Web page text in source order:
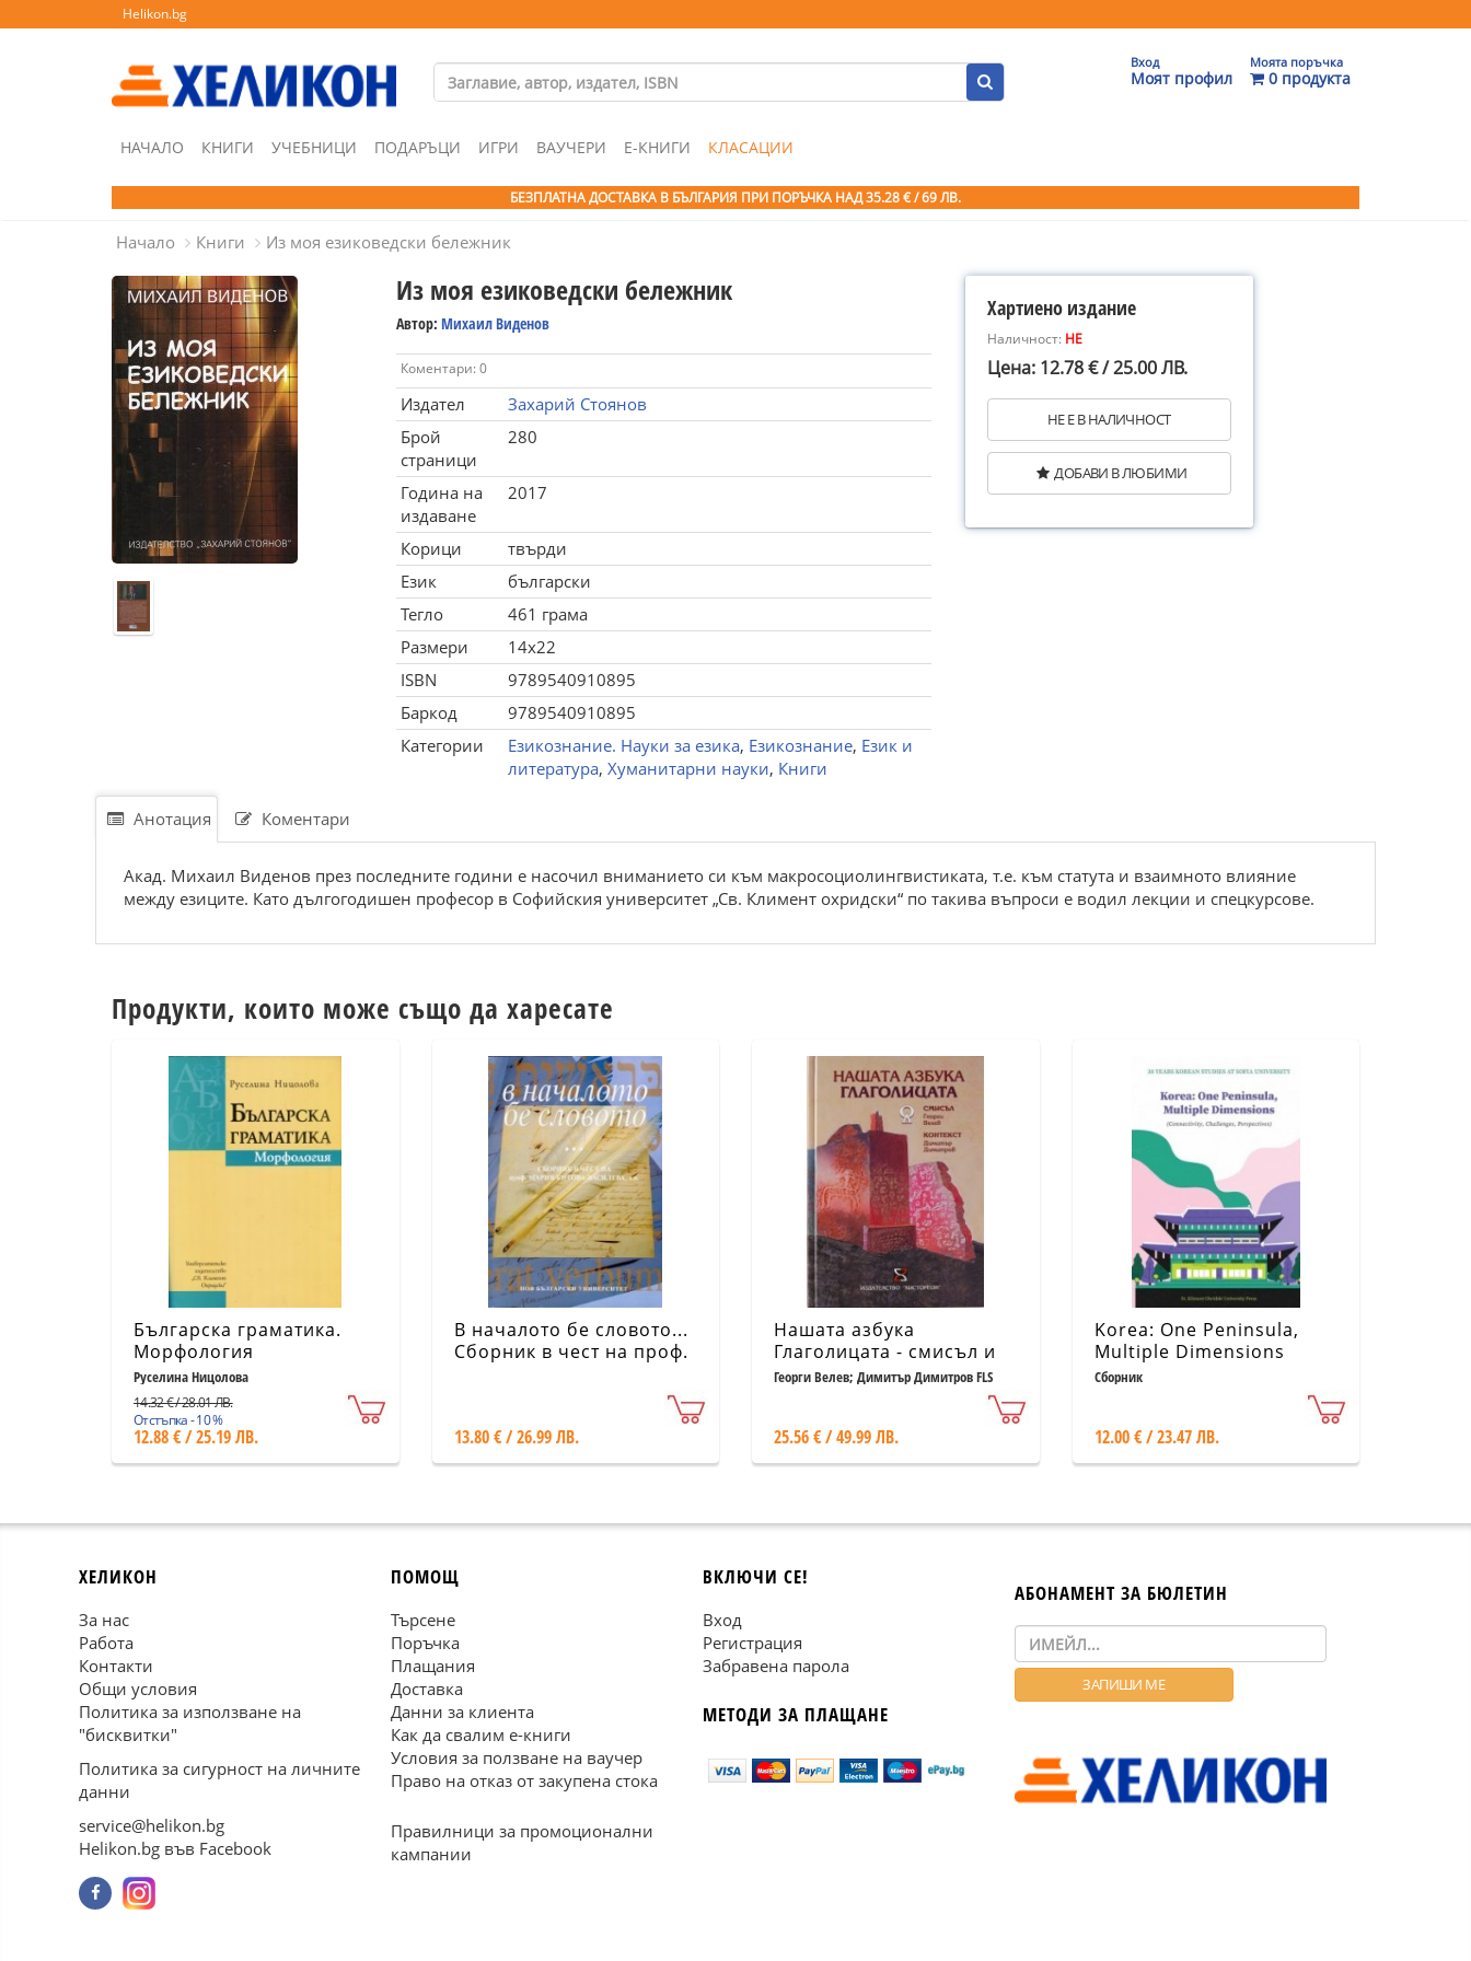
Helikon.bg
Вход
Моят профил
Моята поръчка
0 продукта
НАЧАЛО КНИГИ УЧЕБНИЦИ ПОДАРЪЦИ ИГРИ ВАУЧЕРИ Е-КНИГИ КЛАСАЦИИ
БЕЗПЛАТНА ДОСТАВКА В БЪЛГАРИЯ ПРИ ПОРЪЧКА НАД 35.28 € / 69 ЛВ.
Начало Книги Из моя езиковедски бележник
Из моя езиковедски бележник
Автор: Михаил Виденов
Коментари: 0
Издател
Захарий Стоянов
Брой
страници
280
Година на
издаване
2017
Корици
твърди
Език
български
Тегло
461 грама
Размери
14x22
ISBN
9789540910895
Баркод
9789540910895
Категории
Езикознание. Науки за езика, Езикознание, Език и
литература, Хуманитарни науки, Книги
Хартиено издание
Наличност: НЕ
Цена: 12.78 € / 25.00 ЛВ.
НЕ Е В НАЛИЧНОСТ
ДОБАВИ В ЛЮБИМИ
Анотация Коментари
Акад. Михаил Виденов през последните години е насочил вниманието си към макросоциолингвистиката, т.е. към статута и взаимното влияние
между езиците. Като дългогодишен професор в Софийския университет „Св. Климент охридски“ по такива въпроси е водил лекции и спецкурсове.
Продукти, които може също да харесате
Българска граматика.
Морфология
Руселина Ницолова
14.32 € / 28.01 ЛВ.
Отстъпка - 10 %
12.88 € / 25.19 ЛВ.
В началото бе словото...
Сборник в чест на проф.
13.80 € / 26.99 ЛВ.
Нашата азбука
Глаголицата - смисъл и
контекст
Георги Велев; Димитър Димитров FLS
25.56 € / 49.99 ЛВ.
Korea: One Peninsulа,
Multiple Dimensions
Сборник
12.00 € / 23.47 ЛВ.
ХЕЛИКОН
За нас
Работа
Контакти
Общи условия
Политика за използване на
"бисквитки"
Политика за сигурност на личните
данни
service@helikon.bg
Helikon.bg във Facebook
ПОМОЩ
Търсене
Поръчка
Плащания
Доставка
Данни за клиента
Как да свалим е-книги
Условия за ползване на ваучер
Право на отказ от закупена стока
Правилници за промоционални
кампании
ВКЛЮЧИ СЕ!
Вход
Регистрация
Забравена парола
МЕТОДИ ЗА ПЛАЩАНЕ
АБОНАМЕНТ ЗА БЮЛЕТИН